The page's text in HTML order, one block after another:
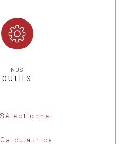
NOS
OUTILS
Sélectionner
Calculatrice